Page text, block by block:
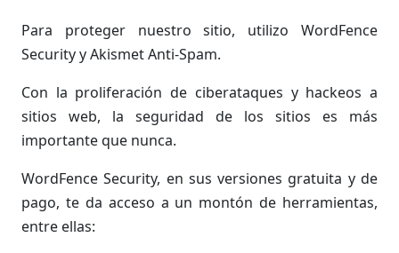
Para proteger nuestro sitio, utilizo WordFence
Security y Akismet Anti-Spam.
Con la proliferación de ciberataques y hackeos a
sitios web, la seguridad de los sitios es más
importante que nunca.
WordFence Security, en sus versiones gratuita y de
pago, te da acceso a un montón de herramientas,
entre ellas: